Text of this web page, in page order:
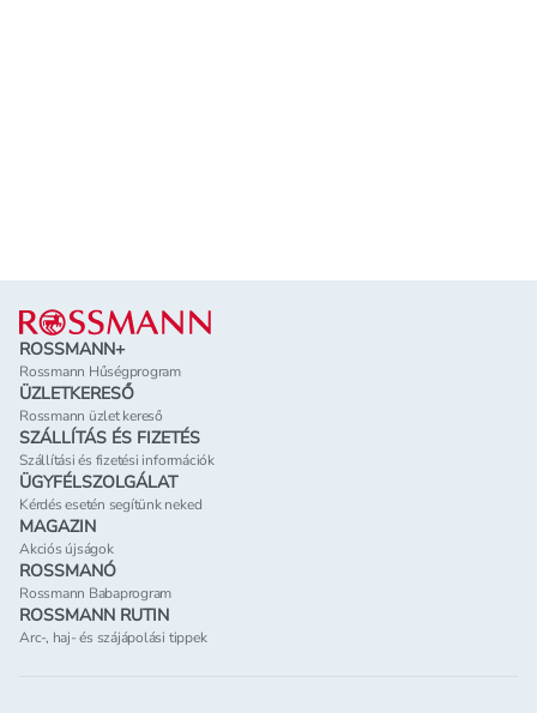
Lábléc
ROSSMANN+
Rossmann Hűségprogram
ÜZLETKERESŐ
Rossmann üzlet kereső
SZÁLLÍTÁS ÉS FIZETÉS
Szállítási és fizetési információk
ÜGYFÉLSZOLGÁLAT
Kérdés esetén segítünk neked
MAGAZIN
Akciós újságok
ROSSMANÓ
Rossmann Babaprogram
ROSSMANN RUTIN
Arc-, haj- és szájápolási tippek